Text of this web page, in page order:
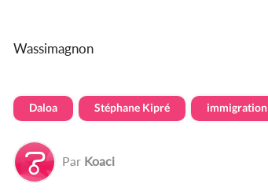
Wassimagnon
Daloa Stéphane Kipré immigration
Par Koaci